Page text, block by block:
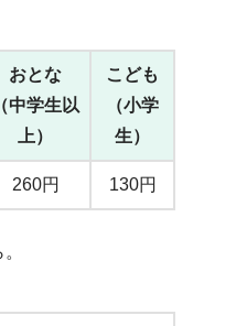
おとな
（中学生以
上）
こども
（小学
生）
260円 130円